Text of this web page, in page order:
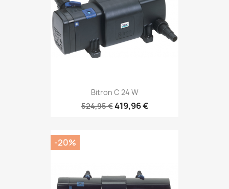
Bitron C 24 W
524,95 €419,96 €
-20%